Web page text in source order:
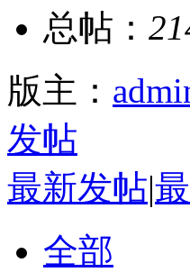
总帖：
版主：
发帖
最新发帖|
全部